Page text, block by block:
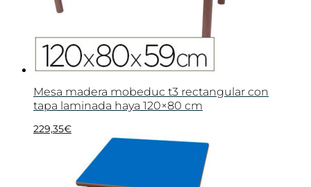
Mesa madera mobeduc t3 rectangular con
tapa laminada haya 120×80 cm
229,35€